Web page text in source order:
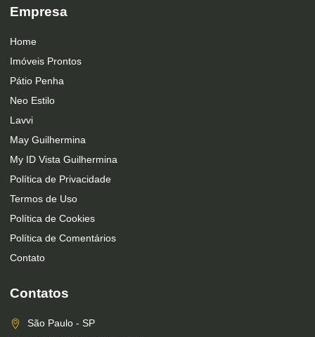
Empresa
Home
Imóveis Prontos
Pátio Penha
Neo Estilo
Lavvi
May Guilhermina
My ID Vista Guilhermina
Política de Privacidade
Termos de Uso
Política de Cookies
Política de Comentários
Contato
Contatos
São Paulo - SP